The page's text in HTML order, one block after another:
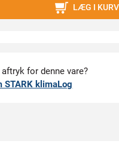
LÆG I KURV
aftryk for denne vare?
STARK klimaLog